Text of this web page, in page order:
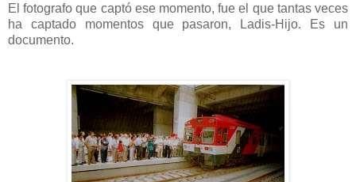
El fotografo que captó ese momento, fue el que tantas veces
ha captado momentos que pasaron, Ladis-Hijo. Es un
documento.